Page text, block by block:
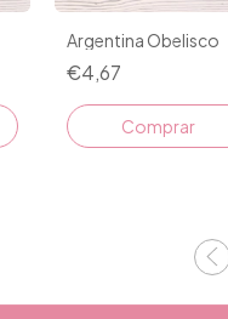
Argentina Obelisco
€4,67
Comprar